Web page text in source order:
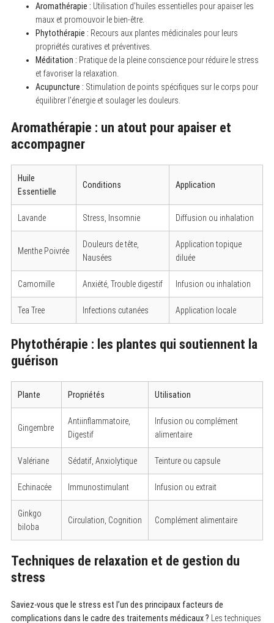
Aromathérapie : Utilisation d’huiles essentielles pour apaiser les
maux et promouvoir le bien-être.
Phytothérapie : Recours aux plantes médicinales pour leurs
propriétés curatives et préventives.
Méditation : Pratique de la pleine conscience pour réduire le stress
et favoriser la relaxation.
Acupuncture : Stimulation de points spécifiques sur le corps pour
équilibrer l’énergie et soulager les douleurs.
Aromathérapie : un atout pour apaiser et
accompagner
Huile
Essentielle
Conditions Application
Lavande Stress, Insomnie Diffusion ou inhalation
Menthe Poivrée
Douleurs de tête,
Nausées
Application topique
diluée
Camomille Anxiété, Trouble digestif Infusion ou inhalation
Tea Tree Infections cutanées Application locale
Phytothérapie : les plantes qui soutiennent la
guérison
Plante Propriétés Utilisation
Gingembre
Antiinflammatoire,
Digestif
Infusion ou complément
alimentaire
Valériane Sédatif, Anxiolytique Teinture ou capsule
Echinacée Immunostimulant Infusion ou extrait
Ginkgo
biloba
Circulation, Cognition Complément alimentaire
Techniques de relaxation et de gestion du
stress
Saviez-vous que le stress est l’un des principaux facteurs de
complications dans le cadre des traitements médicaux ? Les techniques
S
a
r
c